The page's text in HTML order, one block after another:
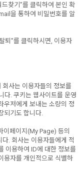
이미지입니다.
보이는 화면 사이
찾기"를 클릭하여 본인 확
을 통하여 비밀번호를 알
퇴"를 클릭하시면, 이용자
사는 이용자들의 정보를
. 쿠키는 웹사이트를 운영
우저에게 보내는 소량의 정
되기도 합니다.
이페이지(My Page) 등의
. 회사는 이용자들에게 적
이용하여 ID에 대한 정보를
용자를 개인적으로 식별하